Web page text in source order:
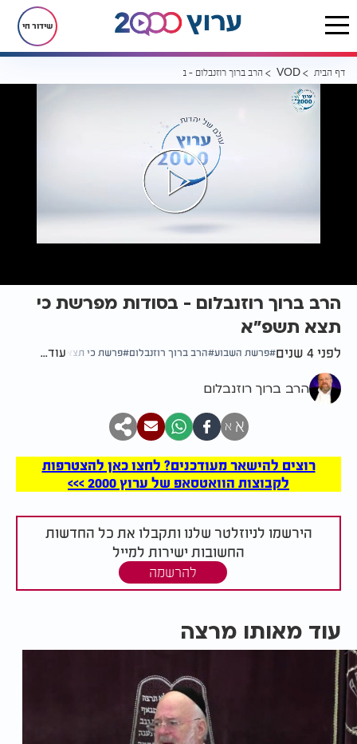
שידור חי
דף הבית VOD הרב ברוך רוזנבלום - בסודות מפרשת כי תצא תשפ"א
הרב ברוך רוזנבלום - בסודות מפרשת כי
תצא תשפ"א
לפני 4 שנים פרשת השבוע הרב ברוך רוזנבלום פרשת כי תצא עוד...
הרב ברוך רוזנבלום
א א
רוצים להישאר מעודכנים? לחצו כאן להצטרפות
לקבוצות הוואטסאפ של ערוץ 2000 >>>
הירשמו לניוזלטר שלנו ותקבלו את כל החדשות
החשובות ישירות למייל
להרשמה
עוד מאותו מרצה